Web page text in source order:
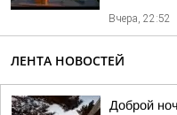
Вчера, 22:52
ЛЕНТА НОВОСТЕЙ
Доброй